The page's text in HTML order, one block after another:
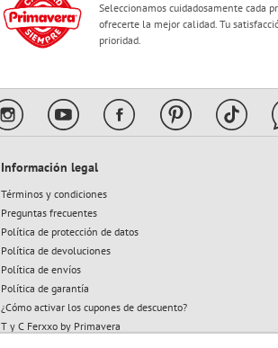
Seleccionamos cuidadosamente cada
ofrecerte la mejor calidad. Tu
prioridad.
Información legal
Términos y condiciones
Preguntas frecuentes
Política de protección de datos
Política de devoluciones
Política de envíos
Política de garantía
¿Cómo activar los cupones de descuento?
T y C Ferxxo by Primavera